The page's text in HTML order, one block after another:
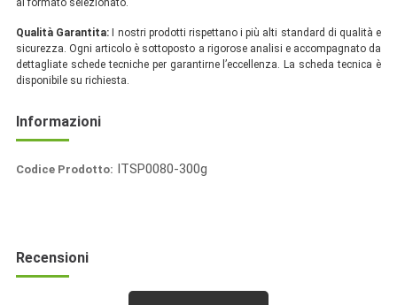
al formato selezionato.
Qualità Garantita: I nostri prodotti rispettano i più alti standard di qualità e
sicurezza. Ogni articolo è sottoposto a rigorose analisi e accompagnato da
dettagliate schede tecniche per garantirne l’eccellenza. La scheda tecnica è
disponibile su richiesta.
Informazioni
Codice Prodotto: ITSP0080-300g
Recensioni